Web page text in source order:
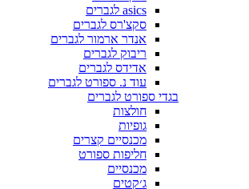
asics לגברים
סקצ'רס לגברים
אנדר ארמור לגברים
ריבוק לגברים
אדידס לגברים
עוד נ. ספורט לגברים
בגדי ספורט לגברים
חולצות
גופיות
מכנסיים קצרים
חליפות ספורט
מכנסיים
ג׳קטים